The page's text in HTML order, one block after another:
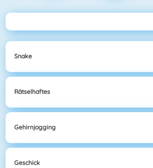
Snake
Rätselhaftes
Gehirnjogging
Geschick